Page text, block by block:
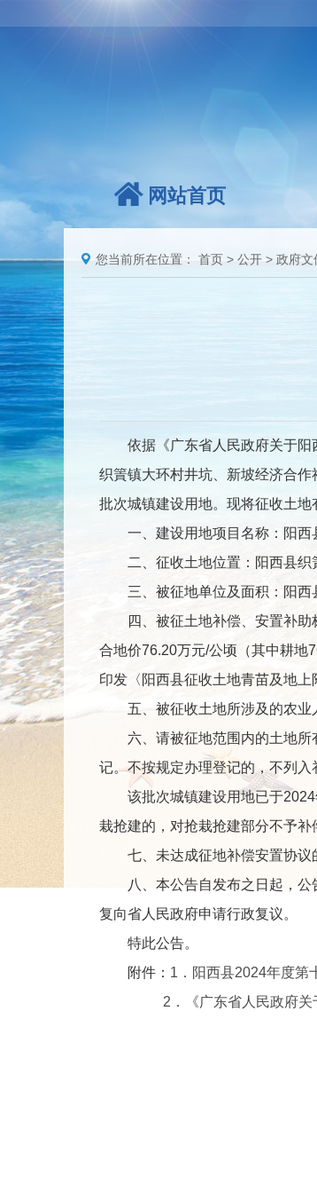
网站首页
您当前所在位置： 首页 > 公开 > 政府文
依据《广东省人民政府关于阳西
织篢镇大环村井坑、新坡经济合
批次城镇建设用地。现将征收土地
一、建设用地项目名称：阳西
二、征收土地位置：阳西县织篢
三、被征地单位及面积：阳西县
四、被征土地补偿、安置补助标
合地价76.20万元/公顷（其中耕地
印发〈阳西县征收土地青苗及地
五、被征收土地所涉及的农业
六、请被征地范围内的土地所有
记。不按规定办理登记的，不列入
该批次城镇建设用地已于2024
栽抢建的，对抢栽抢建部分不予补
七、未达成征地补偿安置协议
八、本公告自发布之日起，公告
复向省人民政府申请行政复议。
特此公告。
附件： 1．阳西县2024年度第
2．《广东省人民政府